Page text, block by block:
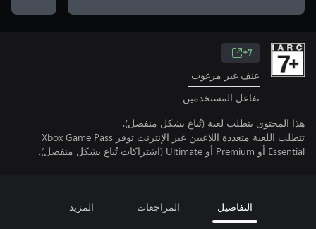
7+
عنف غير مرغوب
تفاعل المستخدمين
هذا المحتوى يتطلب لعبة (تُباع بشكل منفصل).
تتطلب اللعبة متعددة اللاعبين عبر الإنترنت توفر Xbox Game Pass
Essential أو Premium أو Ultimate (اشتراكات تُباع بشكل منفصل).
التفاصيل المراجعات المزيد